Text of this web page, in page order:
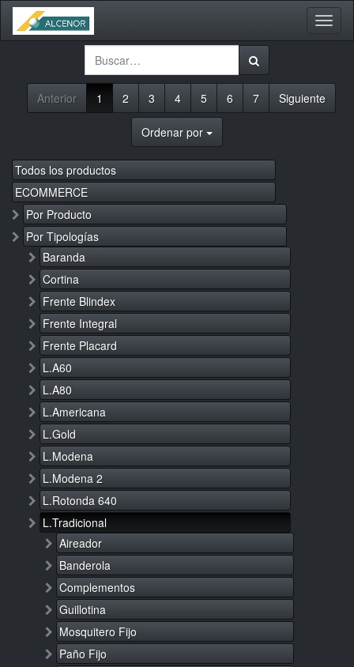
Anterior 1 2 3 4 5 6 7 Siguiente
Ordenar por
Todos los productos
ECOMMERCE
Por Producto
Por Tipologías
Baranda
Cortina
Frente Blindex
Frente Integral
Frente Placard
L.A60
L.A80
L.Americana
L.Gold
L.Modena
L.Modena 2
L.Rotonda 640
L.Tradicional
Aireador
Banderola
Complementos
Guillotina
Mosquitero Fijo
Paño Fijo